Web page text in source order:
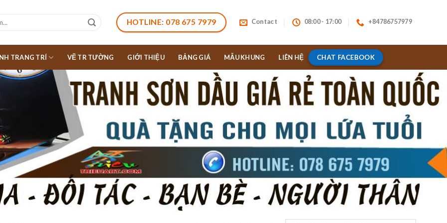
HOTLINE: 078 675 7979 Contact 08:00 - 17:00 +84786757979
TRANG TRÍ VẼ TR TƯỜNG GIỚI THIỆU BẢNG GIÁ MẪU KHUNG LIÊN HỆ CHAT FACEBOOK